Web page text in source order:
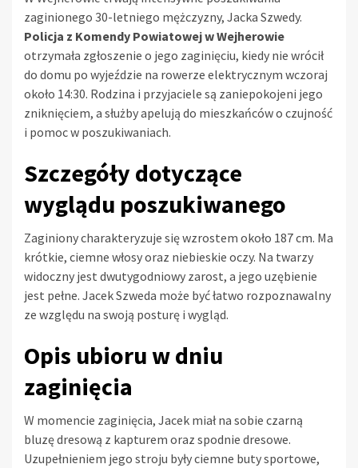
zaginionego 30-letniego mężczyzny, Jacka Szwedy.
Policja z Komendy Powiatowej w Wejherowie
otrzymała zgłoszenie o jego zaginięciu, kiedy nie wrócił
do domu po wyjeździe na rowerze elektrycznym wczoraj
około 14:30. Rodzina i przyjaciele są zaniepokojeni jego
zniknięciem, a służby apelują do mieszkańców o czujność
i pomoc w poszukiwaniach.
Szczegóły dotyczące
wyglądu poszukiwanego
Zaginiony charakteryzuje się wzrostem około 187 cm. Ma
krótkie, ciemne włosy oraz niebieskie oczy. Na twarzy
widoczny jest dwutygodniowy zarost, a jego uzębienie
jest pełne. Jacek Szweda może być łatwo rozpoznawalny
ze względu na swoją posturę i wygląd.
Opis ubioru w dniu
zaginięcia
W momencie zaginięcia, Jacek miał na sobie czarną
bluzę dresową z kapturem oraz spodnie dresowe.
Uzupełnieniem jego stroju były ciemne buty sportowe,